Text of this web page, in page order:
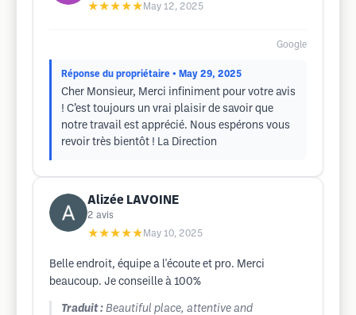
★★★★★ May 12, 2025
Google
Réponse du propriétaire • May 29, 2025
Cher Monsieur, Merci infiniment pour votre avis
! C’est toujours un vrai plaisir de savoir que
notre travail est apprécié. Nous espérons vous
revoir très bientôt ! La Direction
Alizée LAVOINE
2 avis
★★★★★ May 10, 2025
Belle endroit, équipe a l'écoute et pro. Merci
beaucoup. Je conseille à 100%
Traduit : Beautiful place, attentive and